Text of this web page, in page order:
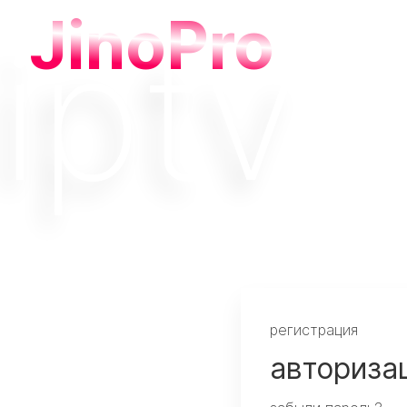
JinoPro
регистрация